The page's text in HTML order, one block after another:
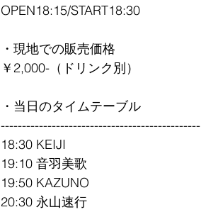
OPEN18:15/START18:30
・現地での販売価格
￥2,000-（ドリンク別）
・当日のタイムテーブル
-----------------------------------------------
18:30 KEIJI
19:10 音羽美歌
19:50 KAZUNO
20:30 永山速行